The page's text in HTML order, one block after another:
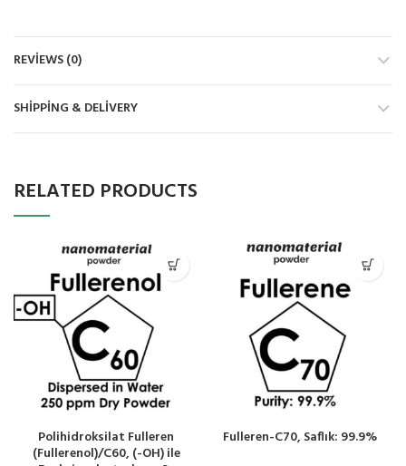
REVIEWS (0)
SHIPPING & DELIVERY
RELATED PRODUCTS
Polihidroksilat Fulleren
(Fullerenol)/C60, (-OH) ile
Fulleren-C70, Saflık: 99.9%